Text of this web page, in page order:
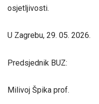
osjetljivosti.
U Zagrebu, 29. 05. 2026.
Predsjednik BUZ:
Milivoj Špika prof.